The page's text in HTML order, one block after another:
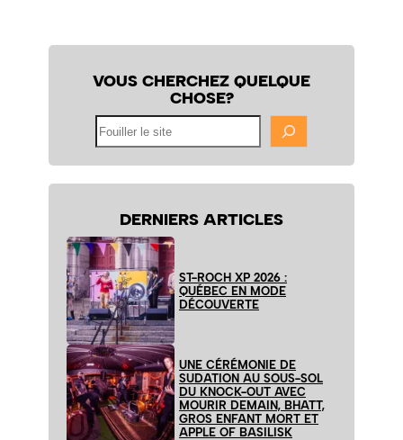
VOUS CHERCHEZ QUELQUE
CHOSE?
DERNIERS ARTICLES
ST-ROCH XP 2026 :
QUÉBEC EN MODE
DÉCOUVERTE
UNE CÉRÉMONIE DE
SUDATION AU SOUS-SOL
DU KNOCK-OUT AVEC
MOURIR DEMAIN, BHATT,
GROS ENFANT MORT ET
APPLE OF BASILISK